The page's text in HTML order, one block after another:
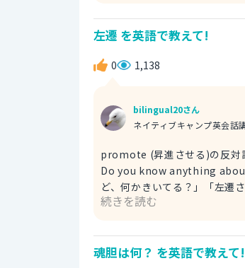
で移動しているよ。
左遷 を英語で教えて!
0 1,138
bilingual20さん
ネイティブキャンプ英会話
promote (昇進させる)の反対語、demote (左遷
Do you know anything
ど、何かきいてる？」「左遷されたらしいよ。」 relegate 同様、地
that he has recently been
という意味からも左遷と同じ表現につかわれます。 例文 The
彼を左遷しました。
続きを読む
魂胆は何？ を英語で教えて!